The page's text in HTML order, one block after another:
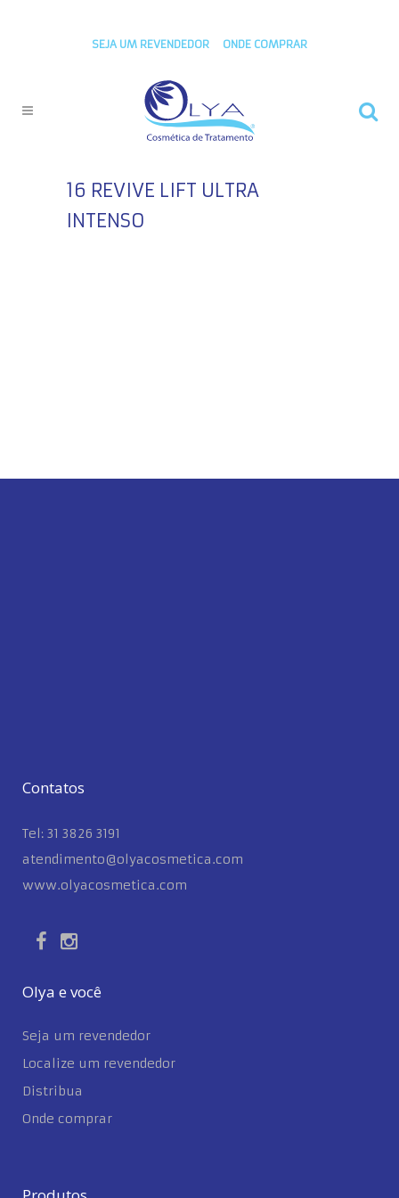
SEJA UM REVENDEDOR ONDE COMPRAR
16 REVIVE LIFT ULTRA
INTENSO
Contatos
Tel: 31 3826 3191
atendimento@olyacosmetica.com
www.olyacosmetica.com
Olya e você
Seja um revendedor
Localize um revendedor
Distribua
Onde comprar